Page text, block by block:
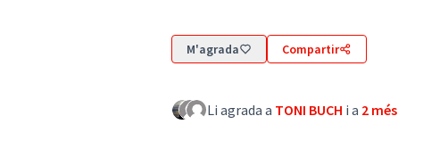
M'agrada Compartir
Li agrada a TONI BUCH i a 2 més